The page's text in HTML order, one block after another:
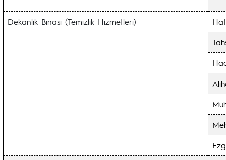
Dekanlık Binası (Temizlik Hizmetleri)